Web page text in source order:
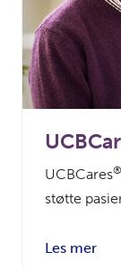
UCBCares®
støtte
Les mer